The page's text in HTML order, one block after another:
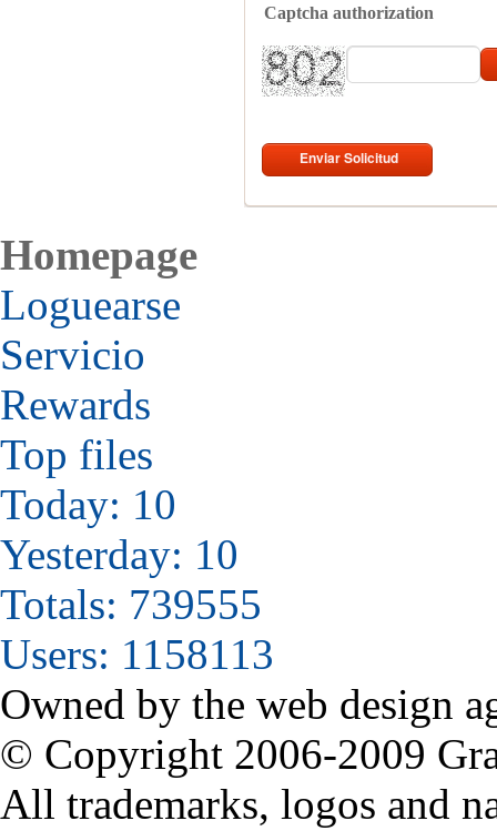
Captcha authorization
Homepage
Loguearse
Servicio
Rewards
Top files
Today: 10
Yesterday: 10
Totals: 739555
Users: 1158113
Owned by the web design
© Copyright 2006-2009
All trademarks, logos and